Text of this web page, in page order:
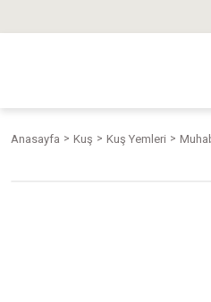
Anasayfa Kuş Kuş Yemleri